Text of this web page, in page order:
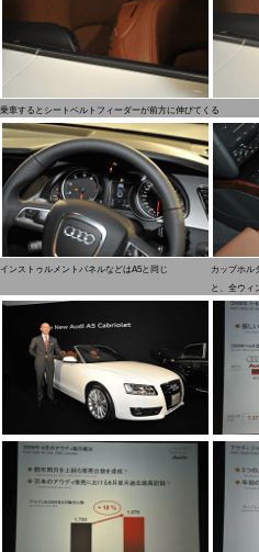
乗車するとシートベルトフィーダーが前方に伸びてくる
インストゥルメントパネルなどはA5と同じ
カップホル
と、全ウィ